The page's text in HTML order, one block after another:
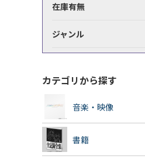
在庫有無
ジャンル
カテゴリから探す
音楽・映像
書籍